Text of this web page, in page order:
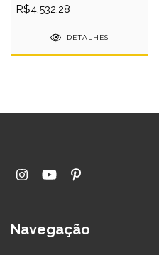
R$4.532,28
DETALHES
Navegação